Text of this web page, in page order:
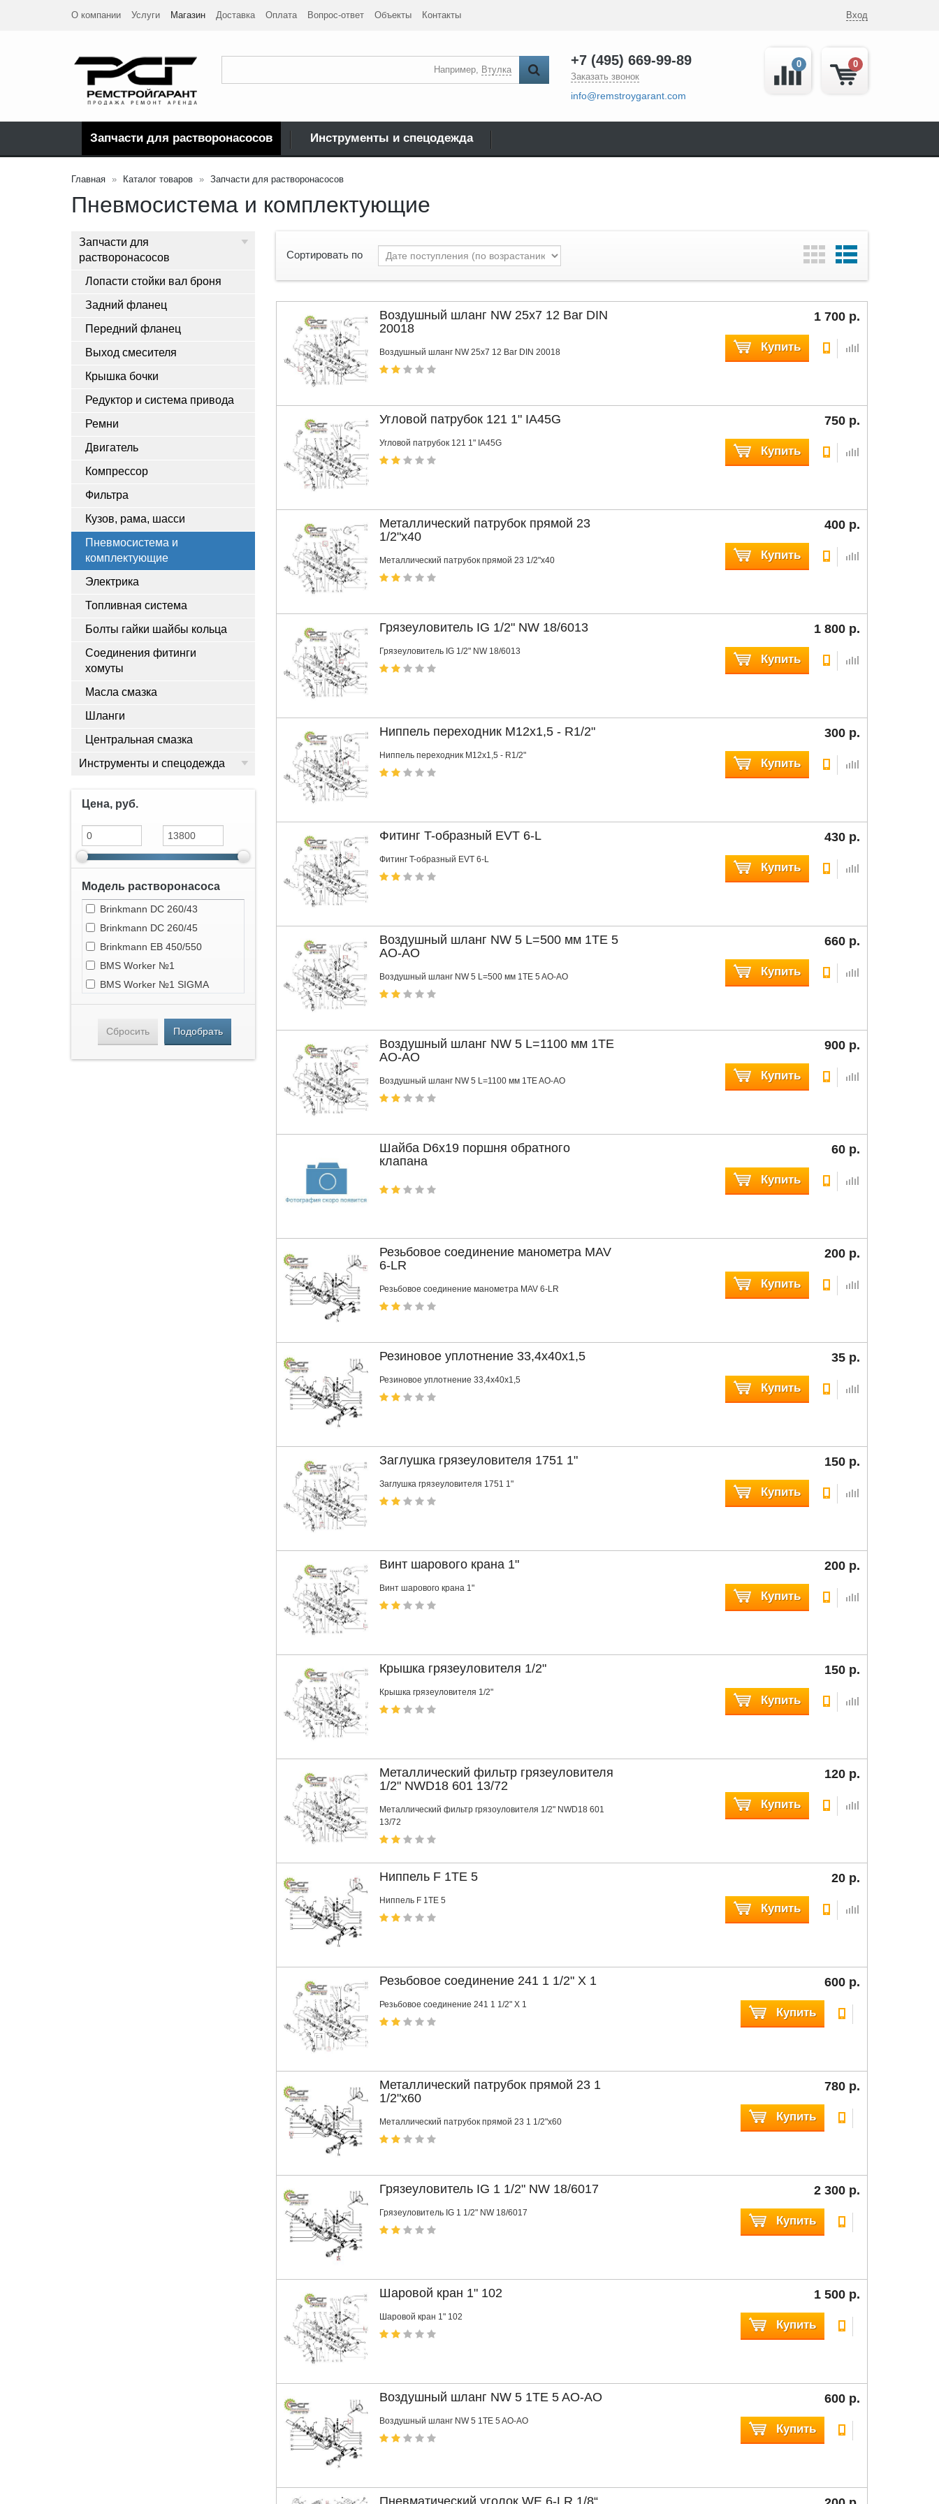
О компании Услуги Магазин Доставка Оплата Вопрос-ответ Объекты Контакты Вход
Например, Втулка
+7 (495) 669-99-89
Заказать звонок
info@remstroygarant.com
0
0
Запчасти для растворонасосов Инструменты и спецодежда
Главная Каталог товаров Запчасти для растворонасосов
Пневмосистема и комплектующие
Запчасти для
растворонасосов
Лопасти стойки вал броня
Задний фланец
Передний фланец
Выход смесителя
Крышка бочки
Редуктор и система привода
Ремни
Двигатель
Компрессор
Фильтра
Кузов, рама, шасси
Пневмосистема и
комплектующие
Электрика
Топливная система
Болты гайки шайбы кольца
Соединения фитинги
хомуты
Масла смазка
Шланги
Центральная смазка
Инструменты и спецодежда
Цена, руб.
Модель растворонасоса
Brinkmann DC 260/43
Brinkmann DC 260/45
Brinkmann EB 450/550
BMS Worker №1
BMS Worker №1 SIGMA
BMS Alpha Z3
Estromat 260 DS5-3R
Estromat 260 DS4-3R
Pneumix PX 500
Сбросить Подобрать
Сортировать по
Воздушный шланг NW 25x7 12 Bar DIN
20018
Воздушный шланг NW 25x7 12 Bar DIN 20018
1 700 р.
Купить
Угловой патрубок 121 1" IA45G
Угловой патрубок 121 1" IA45G
750 р.
Купить
Металлический патрубок прямой 23
1/2"x40
Металлический патрубок прямой 23 1/2"x40
400 р.
Купить
Грязеуловитель IG 1/2" NW 18/6013
Грязеуловитель IG 1/2" NW 18/6013
1 800 р.
Купить
Ниппель переходник М12x1,5 - R1/2"
Ниппель переходник М12x1,5 - R1/2"
300 р.
Купить
Фитинг T-образный EVT 6-L
Фитинг T-образный EVT 6-L
430 р.
Купить
Воздушный шланг NW 5 L=500 мм 1TE 5
AO-AO
Воздушный шланг NW 5 L=500 мм 1TE 5 AO-AO
660 р.
Купить
Воздушный шланг NW 5 L=1100 мм 1TE
AO-AO
Воздушный шланг NW 5 L=1100 мм 1TE AO-AO
900 р.
Купить
Шайба D6x19 поршня обратного
клапана
60 р.
Купить
Резьбовое соединение манометра MAV
6-LR
Резьбовое соединение манометра MAV 6-LR
200 р.
Купить
Резиновое уплотнение 33,4x40x1,5
Резиновое уплотнение 33,4x40x1,5
35 р.
Купить
Заглушка грязеуловителя 1751 1"
Заглушка грязеуловителя 1751 1"
150 р.
Купить
Винт шарового крана 1"
Винт шарового крана 1"
200 р.
Купить
Крышка грязеуловителя 1/2"
Крышка грязеуловителя 1/2"
150 р.
Купить
Металлический фильтр грязеуловителя
1/2" NWD18 601 13/72
Металлический фильтр грязоуловителя 1/2" NWD18 601
13/72
120 р.
Купить
Ниппель F 1TE 5
Ниппель F 1TE 5
20 р.
Купить
Резьбовое соединение 241 1 1/2" X 1
Резьбовое соединение 241 1 1/2" X 1
600 р.
Купить
Металлический патрубок прямой 23 1
1/2"x60
Металлический патрубок прямой 23 1 1/2"x60
780 р.
Купить
Грязеуловитель IG 1 1/2" NW 18/6017
Грязеуловитель IG 1 1/2" NW 18/6017
2 300 р.
Купить
Шаровой кран 1" 102
Шаровой кран 1" 102
1 500 р.
Купить
Воздушный шланг NW 5 1TE 5 AO-AO
Воздушный шланг NW 5 1TE 5 AO-AO
600 р.
Купить
Пневматический уголок WE 6-LR 1/8“